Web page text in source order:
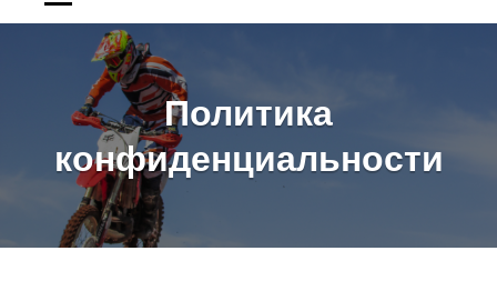
Политика
конфиденциальности